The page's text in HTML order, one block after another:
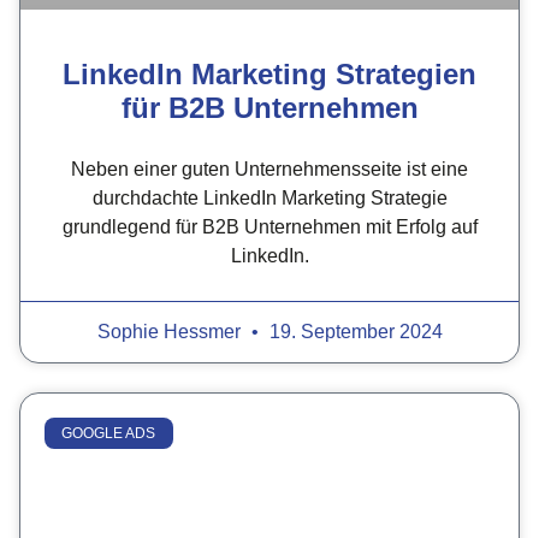
LinkedIn Marketing Strategien
für B2B Unternehmen
Neben einer guten Unternehmensseite ist eine
durchdachte LinkedIn Marketing Strategie
grundlegend für B2B Unternehmen mit Erfolg auf
LinkedIn.
Sophie Hessmer 19. September 2024
GOOGLE ADS